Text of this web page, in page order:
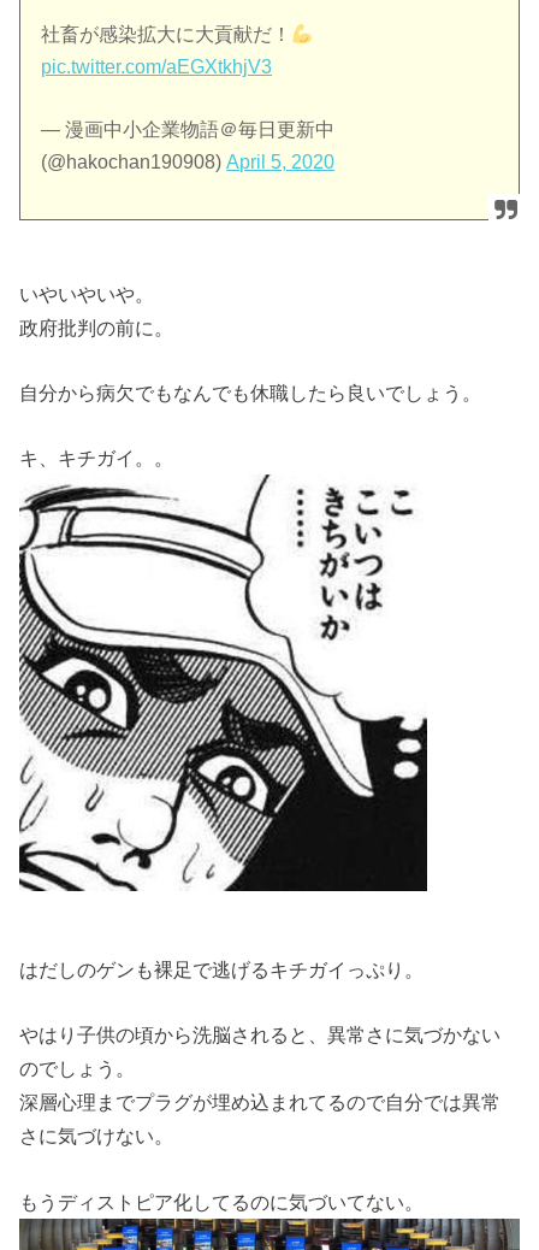
社畜が感染拡大に大貢献だ！
pic.twitter.com/aEGXtkhjV3
— 漫画中小企業物語＠毎日更新中
(@hakochan190908)April 5, 2020
いやいやいや。
政府批判の前に。
自分から病欠でもなんでも休職したら良いでしょう。
キ、キチガイ。。
はだしのゲンも裸足で逃げるキチガイっぷり。
やはり子供の頃から洗脳されると、異常さに気づかない
のでしょう。
深層心理までプラグが埋め込まれてるので自分では異常
さに気づけない。
もうディストピア化してるのに気づいてない。